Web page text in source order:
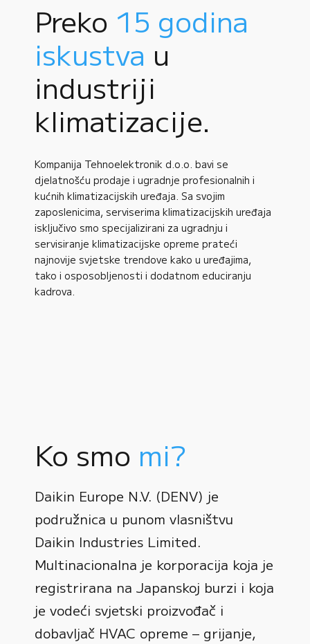
Preko 15 godina
iskustva u
industriji
klimatizacije.
Kompanija Tehnoelektronik d.o.o. bavi se
djelatnošću prodaje i ugradnje profesionalnih i
kućnih klimatizacijskih uređaja. Sa svojim
zaposlenicima, serviserima klimatizacijskih uređaja
isključivo smo specijalizirani za ugradnju i
servisiranje klimatizacijske opreme prateći
najnovije svjetske trendove kako u uređajima,
tako i osposobljenosti i dodatnom educiranju
kadrova.
Ko smo mi?
Daikin Europe N.V. (DENV) je
podružnica u punom vlasništvu
Daikin Industries Limited.
Multinacionalna je korporacija koja je
registrirana na Japanskoj burzi i koja
je vodeći svjetski proizvođač i
dobavljač HVAC opreme – grijanje,
0